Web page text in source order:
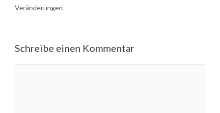
Veränderungen
Schreibe einen Kommentar